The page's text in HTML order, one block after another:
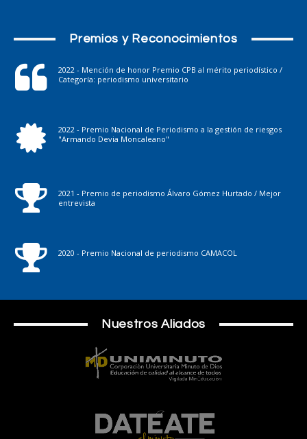
Premios y Reconocimientos
2022 - Mención de honor Premio CPB al mérito periodístico /
Categoría: periodismo universitario
2022 - Premio Nacional de Periodismo a la gestión de riesgos
"Armando Devia Moncaleano"
2021 - Premio de periodismo Álvaro Gómez Hurtado / Mejor
entrevista
2020 - Premio Nacional de periodismo CAMACOL
Nuestros Aliados